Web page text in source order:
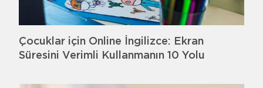
Çocuklar için Online İngilizce: Ekran
Süresini Verimli Kullanmanın 10 Yolu